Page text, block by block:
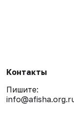
Контакты
Пишите: